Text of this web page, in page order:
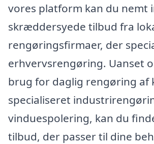
vores platform kan du nemt
skræddersyede tilbud fra
rengøringsfirmaer, der
erhvervsrengøring. Uanset
brug for daglig rengøring af
specialiseret
vinduespolering, kan du
tilbud, der passer til dine